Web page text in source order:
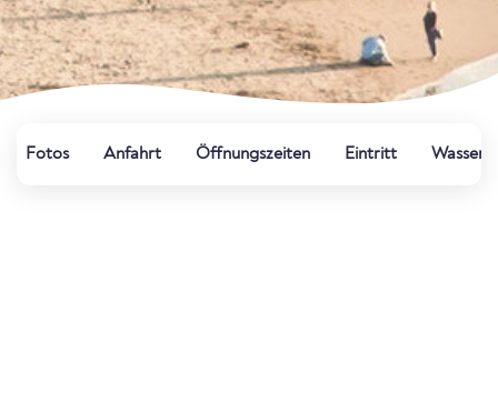
Fotos Anfahrt Öffnungszeiten Eintritt